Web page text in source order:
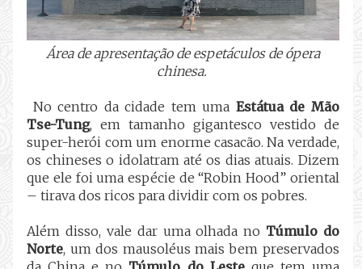
Área de apresentação de espetáculos de ópera
chinesa.
No centro da cidade tem uma Estátua de Mão
Tse-Tung, em tamanho gigantesco vestido de
super-herói com um enorme casacão. Na verdade,
os chineses o idolatram até os dias atuais. Dizem
que ele foi uma espécie de “Robin Hood” oriental
– tirava dos ricos para dividir com os pobres.
Além disso, vale dar uma olhada no Túmulo do
Norte, um dos mausoléus mais bem preservados